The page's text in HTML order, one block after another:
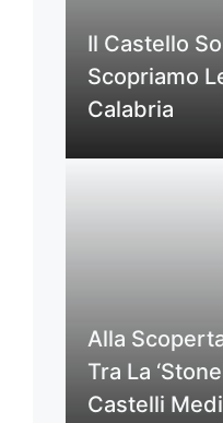
Il Castello
Scopriamo
Calabria
Alla
Tra La
Castelli